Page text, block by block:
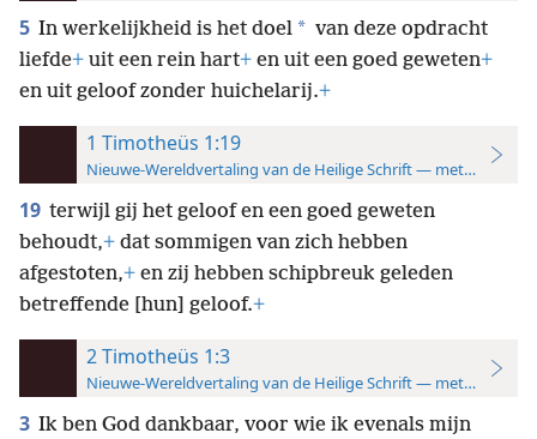
5 In werkelijkheid is het doel * van deze opdracht
liefde+ uit een rein hart+ en uit een goed geweten+
en uit geloof zonder huichelarij.+
1 Timotheüs 1:19
Nieuwe-Wereldvertaling van de Heilige Schrift — met
19 terwijl gij het geloof en een goed geweten
behoudt,+ dat sommigen van zich hebben
afgestoten,+ en zij hebben schipbreuk geleden
betreffende [hun] geloof.+
2 Timotheüs 1:3
Nieuwe-Wereldvertaling van de Heilige Schrift — met
3 Ik ben God dankbaar, voor wie ik evenals mijn